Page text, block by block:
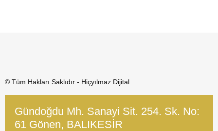
© Tüm Hakları Saklıdır - Hiçyılmaz Dijital
Gündoğdu Mh. Sanayi Sit. 254. Sk. No:
61 Gönen, BALIKESİR